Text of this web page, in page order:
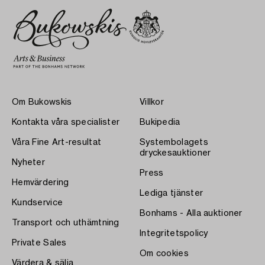
Om Bukowskis
Kontakta våra specialister
Våra Fine Art-resultat
Nyheter
Hemvärdering
Kundservice
Transport och uthämtning
Private Sales
Värdera & sälja
Villkor
Bukipedia
Systembolagets
dryckesauktioner
Press
Lediga tjänster
Bonhams - Alla auktioner
Integritetspolicy
Om cookies